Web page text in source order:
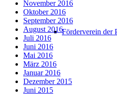
Förderverein der
November 2016
Oktober 2016
September 2016
August 2016
Juli 2016
Juni 2016
Mai 2016
März 2016
Januar 2016
Dezember 2015
Juni 2015